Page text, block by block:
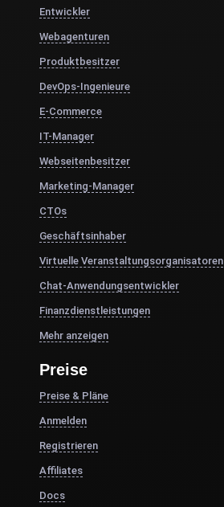
Entwickler
Webagenturen
Produktbesitzer
DevOps-Ingenieure
E-Commerce
IT-Manager
Webseitenbesitzer
Marketing-Manager
CTOs
Geschäftsinhaber
Virtuelle Veranstaltungsorganisatoren
Chat-Anwendungsentwickler
Finanzdienstleistungen
Mehr anzeigen
Preise
Preise & Pläne
Anmelden
Registrieren
Affiliates
Docs